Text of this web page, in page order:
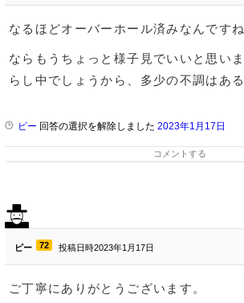
なるほどオーバーホール済みなんですね
ならもうちょっと様子見でいいと思い
らし中でしょうから、多少の不調はあ
ピー 回答の選択を解除しました 2023年1月17日
コメントする
ピー 72 投稿日時2023年1月17日
ご丁寧にありがとうございます。